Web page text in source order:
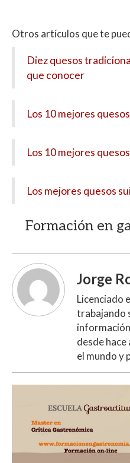
Otros artículos que te
Diez quesos
que conocer
Los 10 mejores
Los 10 mejores
Los mejores quesos
Formación en
Jorge
Licenciado
trabajando
desde hace
el mundo y